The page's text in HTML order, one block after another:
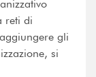
reti di
gli
si